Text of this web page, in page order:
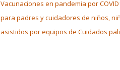
Vacunaciones en pandemia por
para padres y cuidadores de niños,
asistidos por equipos de Cuidados